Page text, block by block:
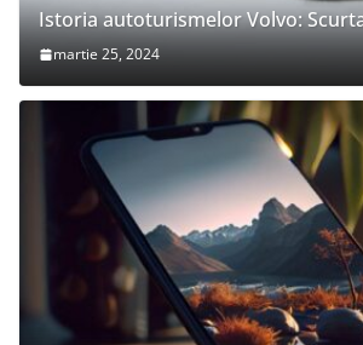
Istoria autoturismelor Volvo:
martie 25, 2024